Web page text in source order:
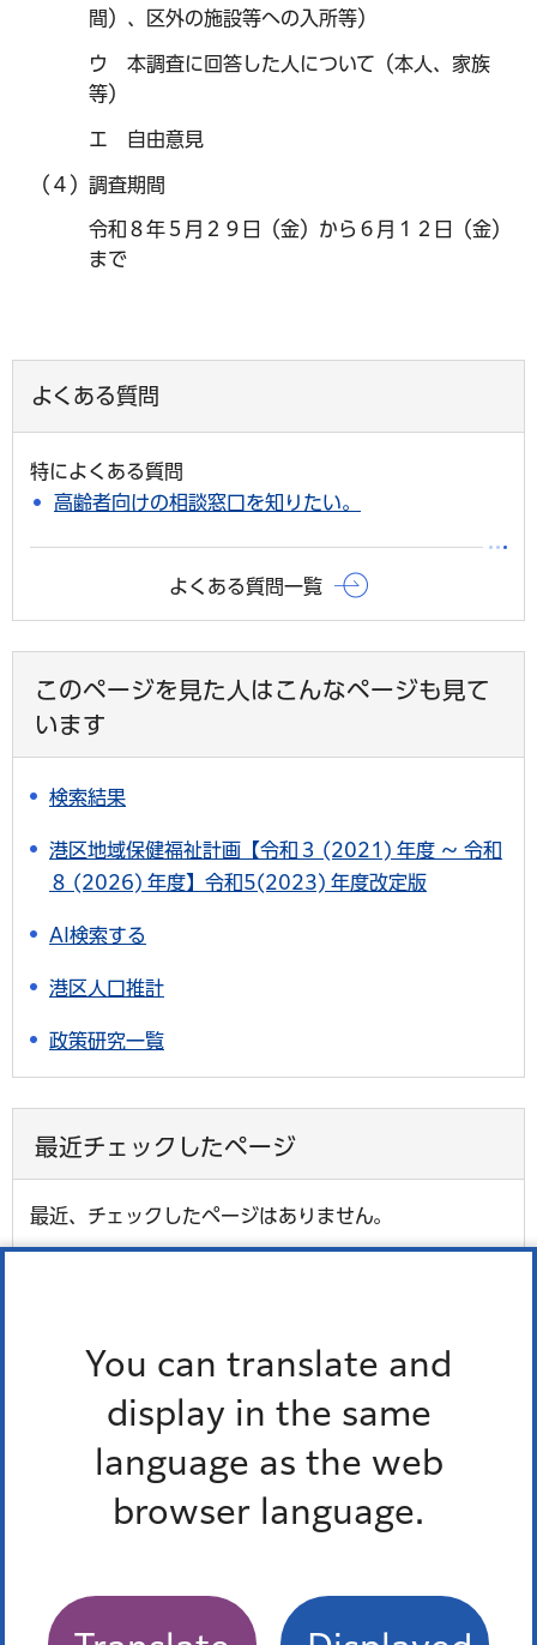
You can translate and
display in the same
language as the web
browser language.
間）、区外の施設等への入所等）
ウ 本調査に回答した人について（本人、家族
等）
エ 自由意見
（４）調査期間
令和８年５月２９日（金）から６月１２日（金）
まで
よくある質問
特によくある質問
高齢者向けの相談窓口を知りたい。
よくある質問一覧
このページを見た人はこんなページも見て
います
検索結果
港区地域保健福祉計画【令和３ (2021) 年度 ～ 令和
８ (2026) 年度】令和5(2023) 年度改定版
AI検索する
港区人口推計
政策研究一覧
最近チェックしたページ
最近、チェックしたページはありません。
所属課室：保健福祉支援部高齢者支援課高齢者施設係
電話番号：
ファックス番号：03-3578-2419
外国語対応が必要な人、通訳オペレーター、区の職員の